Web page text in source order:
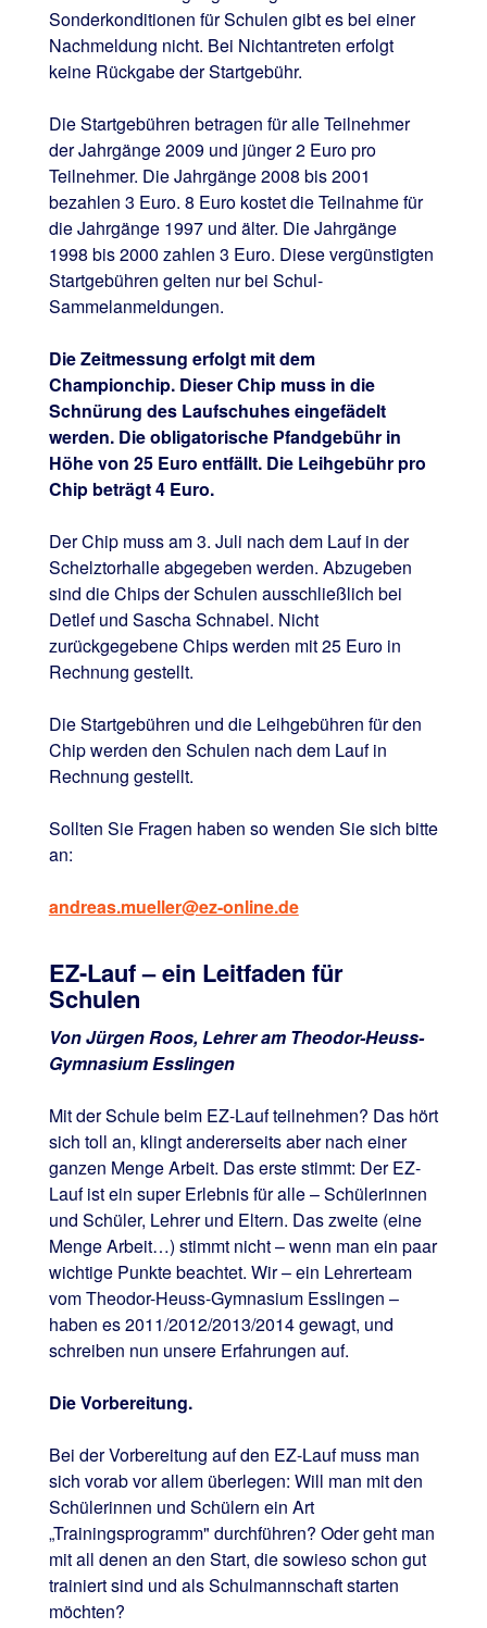
Sonderkonditionen für Schulen gibt es bei einer
Nachmeldung nicht. Bei Nichtantreten erfolgt
keine Rückgabe der Startgebühr.
Die Startgebühren betragen für alle Teilnehmer
der Jahrgänge 2009 und jünger 2 Euro pro
Teilnehmer. Die Jahrgänge 2008 bis 2001
bezahlen 3 Euro. 8 Euro kostet die Teilnahme für
die Jahrgänge 1997 und älter. Die Jahrgänge
1998 bis 2000 zahlen 3 Euro. Diese vergünstigten
Startgebühren gelten nur bei Schul-
Sammelanmeldungen.
Die Zeitmessung erfolgt mit dem
Championchip. Dieser Chip muss in die
Schnürung des Laufschuhes eingefädelt
werden. Die obligatorische Pfandgebühr in
Höhe von 25 Euro entfällt. Die Leihgebühr pro
Chip beträgt 4 Euro.
Der Chip muss am 3. Juli nach dem Lauf in der
Schelztorhalle abgegeben werden. Abzugeben
sind die Chips der Schulen ausschließlich bei
Detlef und Sascha Schnabel. Nicht
zurückgegebene Chips werden mit 25 Euro in
Rechnung gestellt.
Die Startgebühren und die Leihgebühren für den
Chip werden den Schulen nach dem Lauf in
Rechnung gestellt.
Sollten Sie Fragen haben so wenden Sie sich bitte
an:
andreas.mueller@ez-online.de
EZ-Lauf – ein Leitfaden für
Schulen
Von Jürgen Roos, Lehrer am Theodor-Heuss-
Gymnasium Esslingen
Mit der Schule beim EZ-Lauf teilnehmen? Das hört
sich toll an, klingt andererseits aber nach einer
ganzen Menge Arbeit. Das erste stimmt: Der EZ-
Lauf ist ein super Erlebnis für alle – Schülerinnen
und Schüler, Lehrer und Eltern. Das zweite (eine
Menge Arbeit…) stimmt nicht – wenn man ein paar
wichtige Punkte beachtet. Wir – ein Lehrerteam
vom Theodor-Heuss-Gymnasium Esslingen –
haben es 2011/2012/2013/2014 gewagt, und
schreiben nun unsere Erfahrungen auf.
Die Vorbereitung.
Bei der Vorbereitung auf den EZ-Lauf muss man
sich vorab vor allem überlegen: Will man mit den
Schülerinnen und Schülern ein Art
„Trainingsprogramm" durchführen? Oder geht man
mit all denen an den Start, die sowieso schon gut
trainiert sind und als Schulmannschaft starten
möchten?